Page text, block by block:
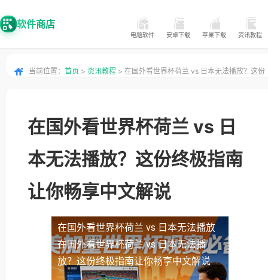
软件商店
电脑软件 安卓下载 苹果下载 资讯教程
当前位置： 首页 > 资讯教程 > 在国外看世界杯荷兰 vs 日本无法播放？这份
在国外看世界杯荷兰 vs 日
本无法播放？这份终极指南
让你畅享中文解说
在国外看世界杯荷兰 vs 日本无法播放
在国外看世界杯荷兰 vs 日本无法播
放？这份终极指南让你畅享中文解说